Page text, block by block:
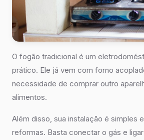
O fogão tradicional é um
prático. Ele já vem com forno
necessidade de comprar outro
alimentos.
Além disso, sua instalação é simples
reformas. Basta conectar o gás e